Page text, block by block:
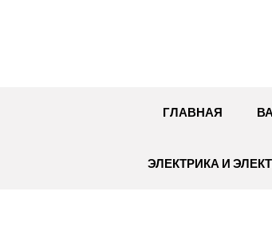
ГЛАВНАЯ
ЭЛЕКТРИКА И